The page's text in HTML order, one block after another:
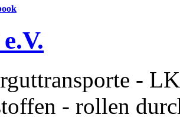
-
- rollen